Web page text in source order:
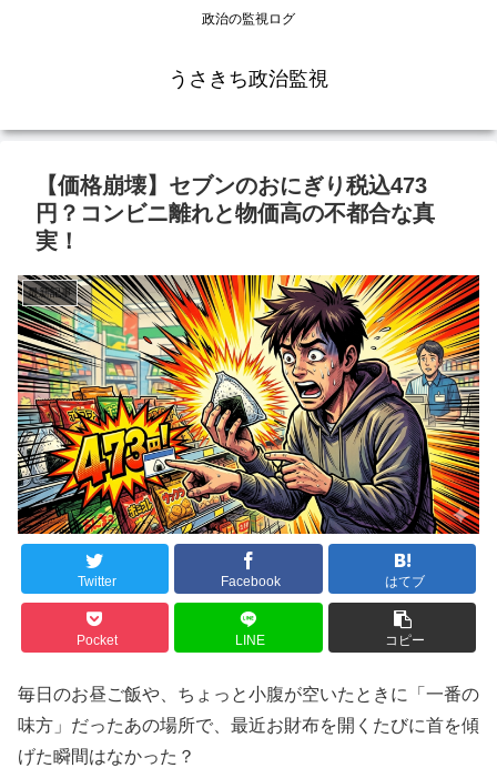
政治の監視ログ
うさきち政治監視
【価格崩壊】セブンのおにぎり税込473
円？コンビニ離れと物価高の不都合な真
実！
最新記事
Twitter Facebook はてブ
Pocket LINE コピー
毎日のお昼ご飯や、ちょっと小腹が空いたときに「一番の
味方」だったあの場所で、最近お財布を開くたびに首を傾
げた瞬間はなかった？